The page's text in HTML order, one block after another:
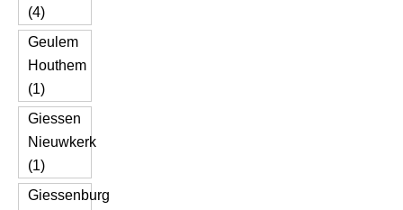
(4)
Geulem
Houthem
(1)
Giessen
Nieuwkerk
(1)
Giessenburg